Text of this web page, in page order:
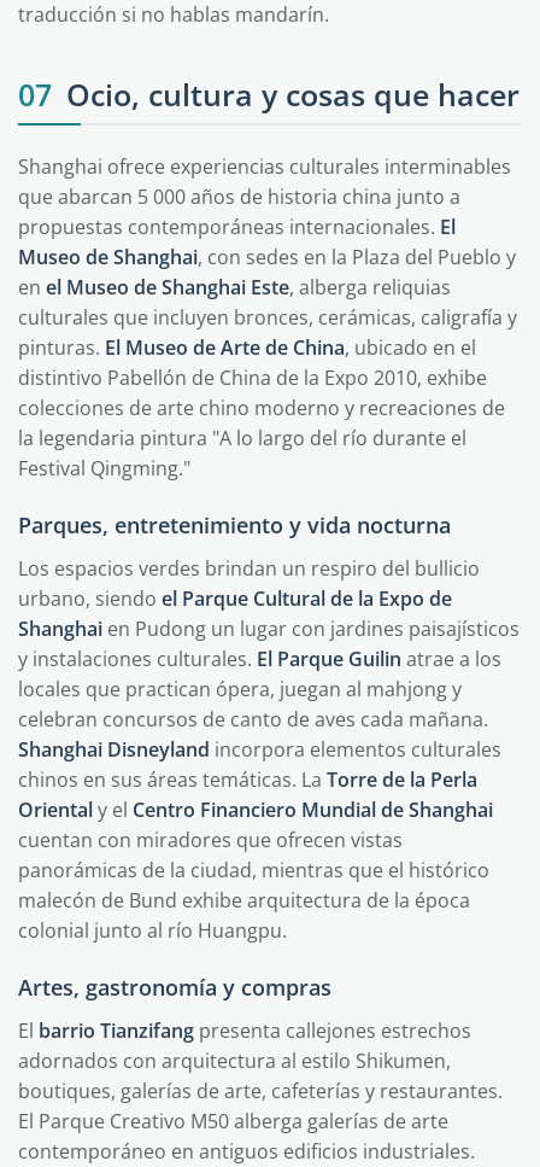
traducción si no hablas mandarín.
07 Ocio, cultura y cosas que hacer
Shanghai ofrece experiencias culturales interminables
que abarcan 5 000 años de historia china junto a
propuestas contemporáneas internacionales. El
Museo de Shanghai, con sedes en la Plaza del Pueblo y
en el Museo de Shanghai Este, alberga reliquias
culturales que incluyen bronces, cerámicas, caligrafía y
pinturas. El Museo de Arte de China, ubicado en el
distintivo Pabellón de China de la Expo 2010, exhibe
colecciones de arte chino moderno y recreaciones de
la legendaria pintura "A lo largo del río durante el
Festival Qingming."
Parques, entretenimiento y vida nocturna
Los espacios verdes brindan un respiro del bullicio
urbano, siendo el Parque Cultural de la Expo de
Shanghai en Pudong un lugar con jardines paisajísticos
y instalaciones culturales. El Parque Guilin atrae a los
locales que practican ópera, juegan al mahjong y
celebran concursos de canto de aves cada mañana.
Shanghai Disneyland incorpora elementos culturales
chinos en sus áreas temáticas. La Torre de la Perla
Orientaly el Centro Financiero Mundial de Shanghai
cuentan con miradores que ofrecen vistas
panorámicas de la ciudad, mientras que el histórico
malecón de Bund exhibe arquitectura de la época
colonial junto al río Huangpu.
Artes, gastronomía y compras
El barrio Tianzifang presenta callejones estrechos
adornados con arquitectura al estilo Shikumen,
boutiques, galerías de arte, cafeterías y restaurantes.
El Parque Creativo M50 alberga galerías de arte
contemporáneo en antiguos edificios industriales.